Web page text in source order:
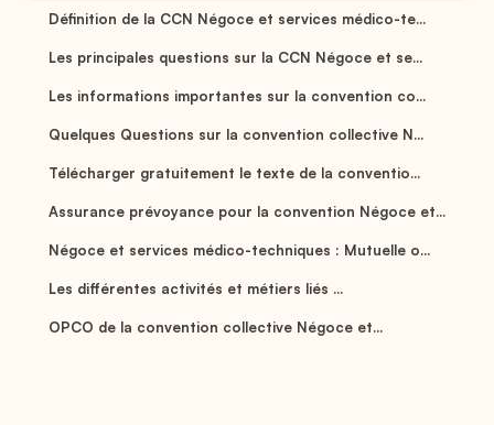
Définition de la CCN Négoce et services médico-te...
Les principales questions sur la CCN Négoce et se...
Les informations importantes sur la convention co...
Quelques Questions sur la convention collective N...
Télécharger gratuitement le texte de la conventio...
Assurance prévoyance pour la convention Négoce et...
Négoce et services médico-techniques : Mutuelle o...
Les différentes activités et métiers liés ...
OPCO de la convention collective Négoce et...